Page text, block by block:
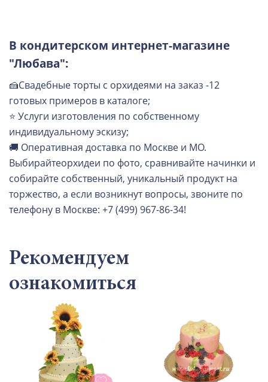
В кондитерском интернет-магазине
"Любава":
🍰Свадебные торты с орхидеями на заказ -12
готовых примеров в каталоге;
⭐ Услуги изготовления по собственному
индивидуальному эскизу;
🚚 Оперативная доставка по Москве и МО.
Выбирайтеорхидеи по фото, сравнивайте начинки и
собирайте собственный, уникальный продукт на
торжество, а если возникнут вопросы, звоните по
телефону в Москве: +7 (499) 967-86-34!
Рекомендуем
ознакомиться